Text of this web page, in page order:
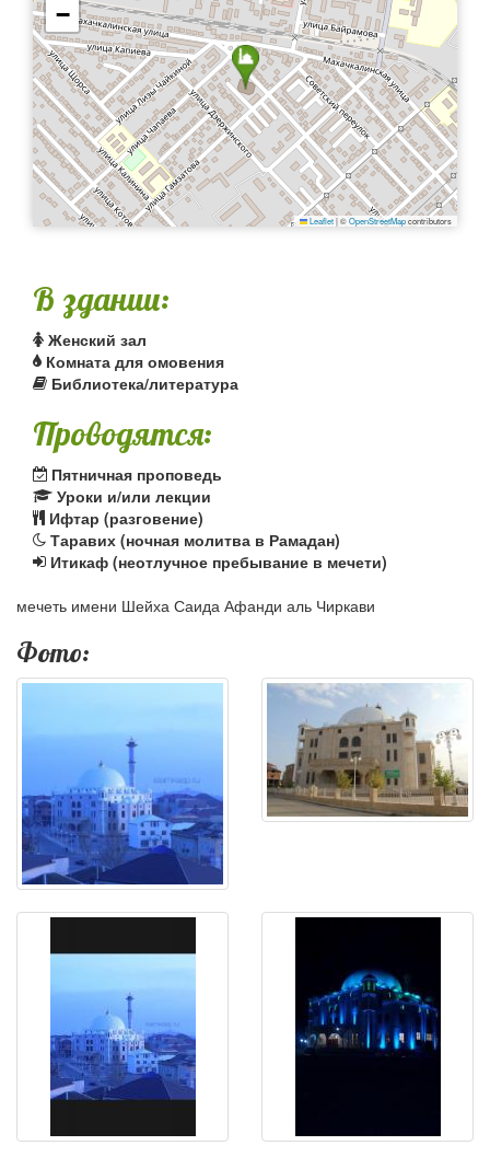
−
Leaflet|©OpenStreetMapcontributors
В здании:
Женский зал
Комната для омовения
Библиотека/литература
Проводятся:
Пятничная проповедь
Уроки и/или лекции
Ифтар (разговение)
Таравих (ночная молитва в Рамадан)
Итикаф (неотлучное пребывание в мечети)
мечеть имени Шейха Саида Афанди аль Чиркави
Фото: